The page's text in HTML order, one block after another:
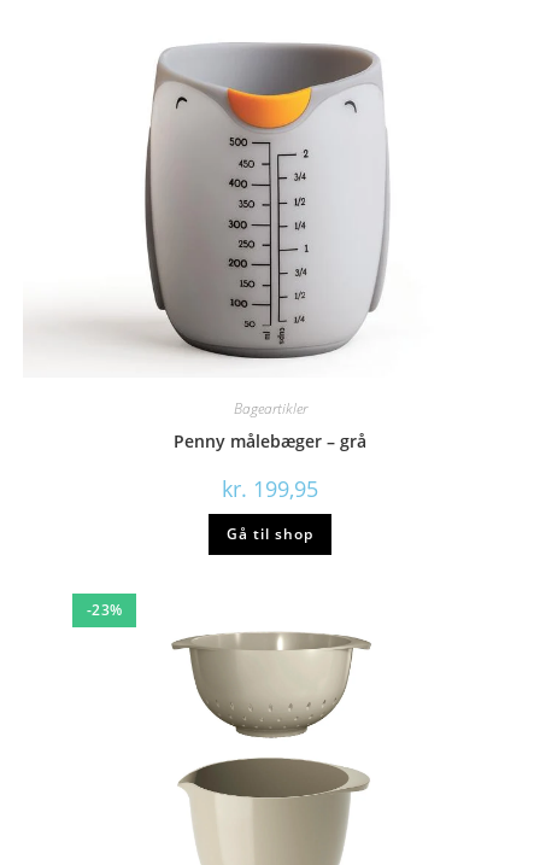
Bageartikler
Penny målebæger – grå
kr. 199,95
Gå til shop
-23%